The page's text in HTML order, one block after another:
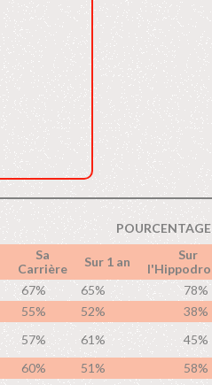
Sa
Carrière
Sur 1 an
Sur
67% 65%
78%
55% 52%
38%
57% 61%
45%
60% 51%
58%